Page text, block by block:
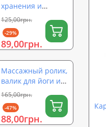
хранения и
переноски ролика
для йоги (валика)
на затяжке 56×26
см OSPORT (OF-
125,00грн.
-29%
89,00грн.
Массажный ролик,
валик для йоги и
массажа спины
EPP (массажер для
спины, шеи, ног)
OSPORT 15х5см
165,00грн.
-47%
88,00грн.